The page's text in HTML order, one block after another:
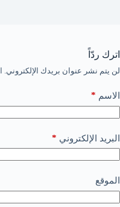
اترك ردّاً
لن يتم نشر عنوان بريدك الإلكتروني.
الاسم *
البريد الإلكتروني *
الموقع